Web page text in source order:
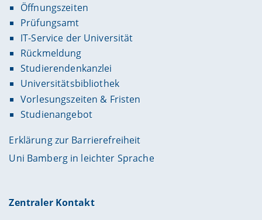
Öffnungszeiten
Prüfungsamt
IT-Service der Universität
Rückmeldung
Studierendenkanzlei
Universitätsbibliothek
Vorlesungszeiten & Fristen
Studienangebot
Erklärung zur Barrierefreiheit
Uni Bamberg in leichter Sprache
Zentraler Kontakt